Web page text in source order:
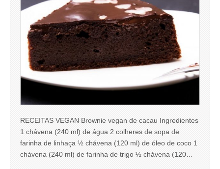
RECEITAS VEGAN Brownie vegan de cacau Ingredientes
1 chávena (240 ml) de água 2 colheres de sopa de
farinha de linhaça ½ chávena (120 ml) de óleo de coco 1
chávena (240 ml) de farinha de trigo ½ chávena (120…